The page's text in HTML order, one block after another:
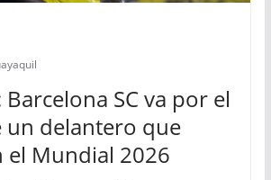
SC va por el
un delantero que
el Mundial 2026